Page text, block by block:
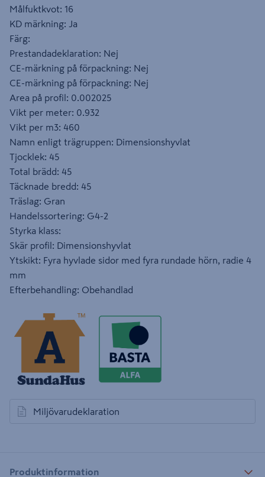
Målfuktkvot: 16
KD märkning: Ja
Färg:
Prestandadeklaration: Nej
CE-märkning på förpackning: Nej
CE-märkning på förpackning: Nej
Area på profil: 0.002025
Vikt per meter: 0.932
Vikt per m3: 460
Namn enligt trägruppen: Dimensionshyvlat
Tjocklek: 45
Total brädd: 45
Täcknade bredd: 45
Träslag: Gran
Handelssortering: G4-2
Styrka klass:
Skär profil: Dimensionshyvlat
Ytskikt: Fyra hyvlade sidor med fyra rundade hörn, radie 4
mm
Efterbehandling: Obehandlad
Miljövarudeklaration
öppnas i en ny flik
Produktinformation